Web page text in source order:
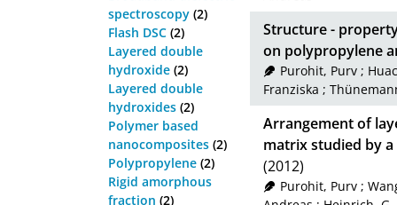
spectroscopy (2)
Flash DSC (2)
Layered double
hydroxide (2)
Layered double
hydroxides (2)
Polymer based
nanocomposites (2)
Polypropylene (2)
Rigid amorphous
fraction (2)
Structure -
on polypropylene
Purohit, Purv;
Franziska ;
Arrangement of
matrix studied by
(2012)
Purohit, Purv;